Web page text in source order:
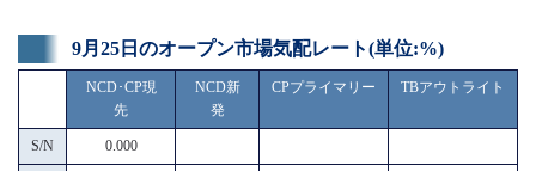
9月25日のオープン市場気配レート(単位:%)
NCD･CP現
先
NCD新
発
CPプライマリー TBアウトライト
S/N 0.000